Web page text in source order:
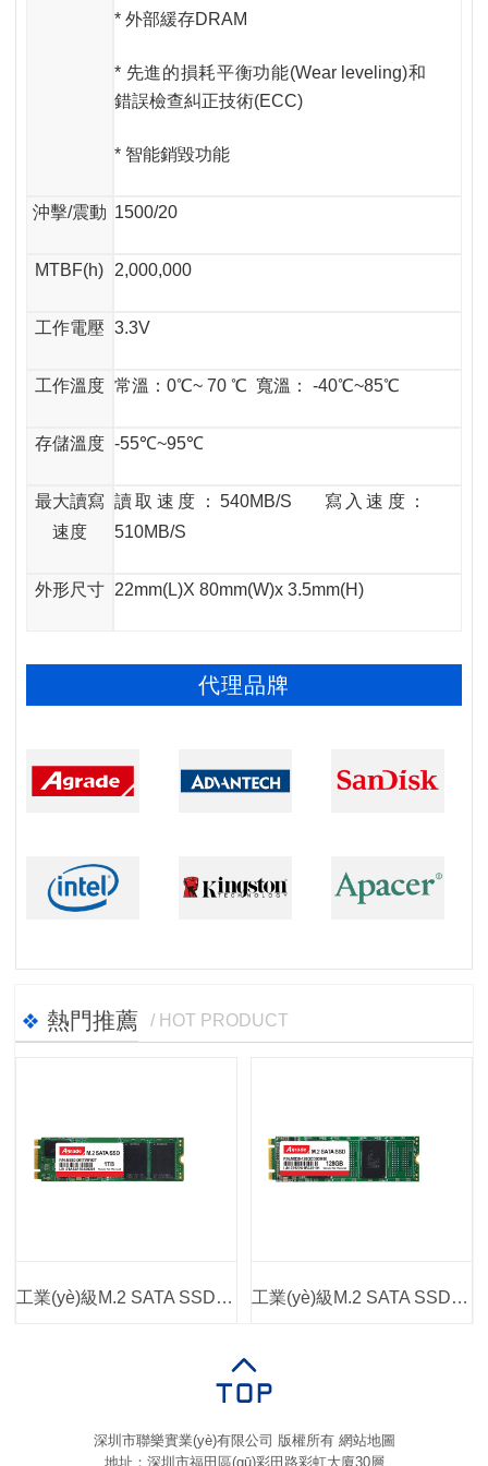
* 外部緩存DRAM
* 先進的損耗平衡功能(Wear leveling)和
錯誤檢查糾正技術(ECC)
* 智能銷毀功能
沖擊/震動 1500/20
MTBF(h) 2,000,000
工作電壓 3.3V
工作溫度 常溫：0℃~ 70 ℃ 寬溫： -40℃~85℃
存儲溫度 -55℃~95℃
最大讀寫
速度
讀取速度：540MB/S 寫入速度：
510MB/S
外形尺寸 22mm(L)X 80mm(W)x 3.5mm(H)
代理品牌
熱門推薦 / HOT PRODUCT
工業(yè)級M.2 SATA SSD MS60 工業(yè)級M.2 SATA SSD MS36
深圳市聯樂實業(yè)有限公司 版權所有 網站地圖
地址：深圳市福田區(qū)彩田路彩虹大廈30層